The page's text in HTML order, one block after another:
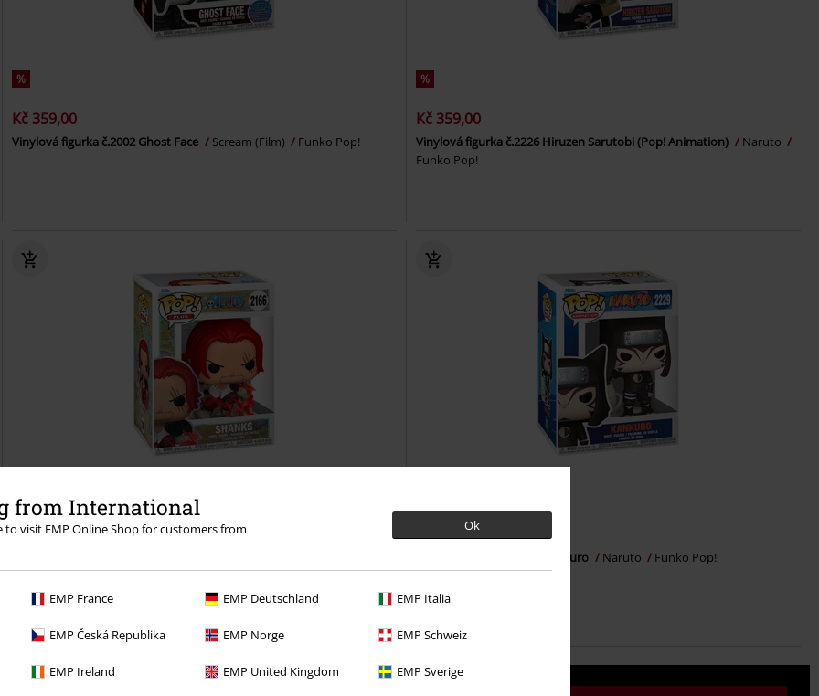
from International
to visit EMP Online Shop for customers from
Ok
EMP France EMP Deutschland EMP Italia
EMP Česká Republika EMP Norge EMP Schweiz
EMP Ireland EMP United Kingdom EMP Sverige
%
Kč 359,00
Vinylová figurka č.2002 Ghost Face Scream (Film) Funko Pop!
%
Kč 359,00
Vinylová figurka č.2226 Hiruzen Sarutobi (Pop! Animation)
Naruto
Funko Pop!
Kč 359,00 Kč 439,00
Vinylová figurka č.2229 Kankuro Naruto Funko Pop!